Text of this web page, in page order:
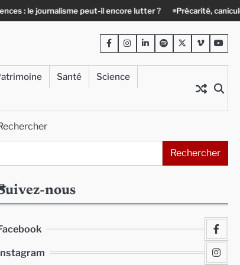
peut-il encore lutter ? Précarité, canicule, solitude
Facebook
Instagram
LinkedInSpotifyTwitterViméo
Santé
Science
Rechercher
nous